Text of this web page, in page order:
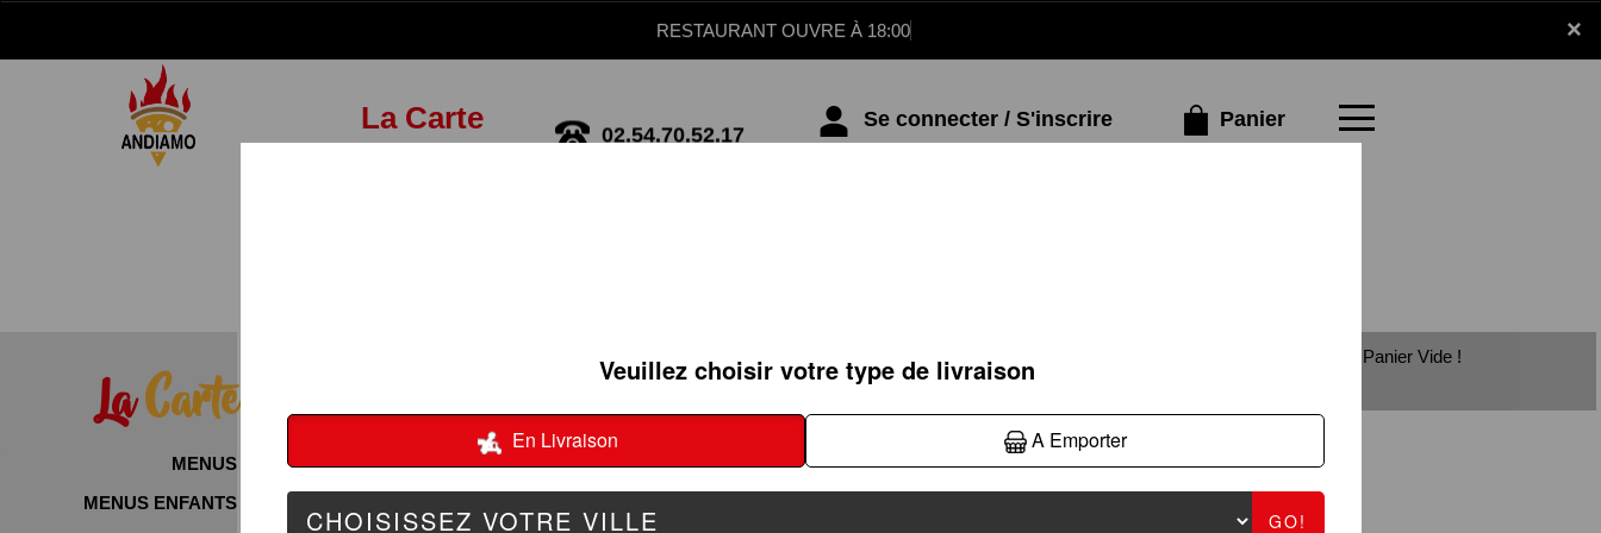
×
RESTAURANT OUVRE À 18:00
La Carte Se connecter / S'inscrire Panier
×
LaCarte
MENUS
MENUS ENFANTS
ASSIETTES Panier Vide !